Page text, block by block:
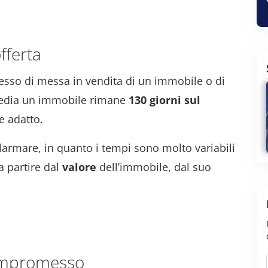
di messa in vendita di un immobile o di
un immobile rimane 130 giorni sul
adatto.
in quanto i tempi sono molto variabili
partire dal valore dell’immobile, dal suo